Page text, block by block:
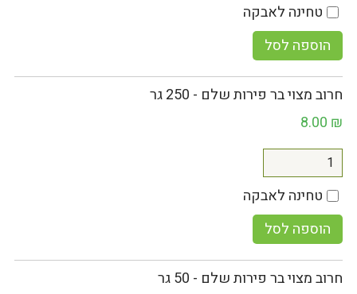
טחינה לאבקה
הוספה לסל
חרוב מצוי בר פירות שלם - 250 גר
8.00 ₪
טחינה לאבקה
הוספה לסל
חרוב מצוי בר פירות שלם - 50 גר